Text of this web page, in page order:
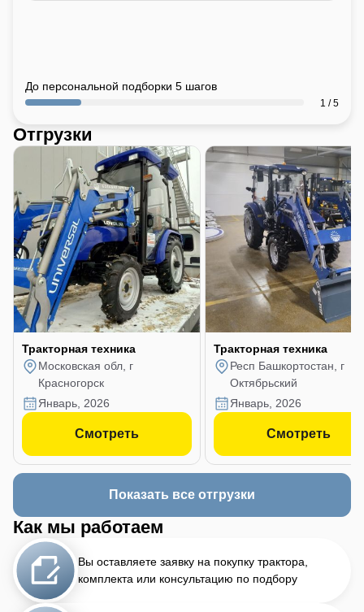
До персональной подборки 5 шагов
1 / 5
Отгрузки
Тракторная техника
Московская обл, г
Красногорск
январь, 2026
Смотреть
Тракторная техника
Респ Башкортостан, г
Октябрьский
январь, 2026
Смотреть
Показать все отгрузки
Как мы работаем
Вы оставляете заявку на покупку трактора,
комплекта или консультацию по подбору